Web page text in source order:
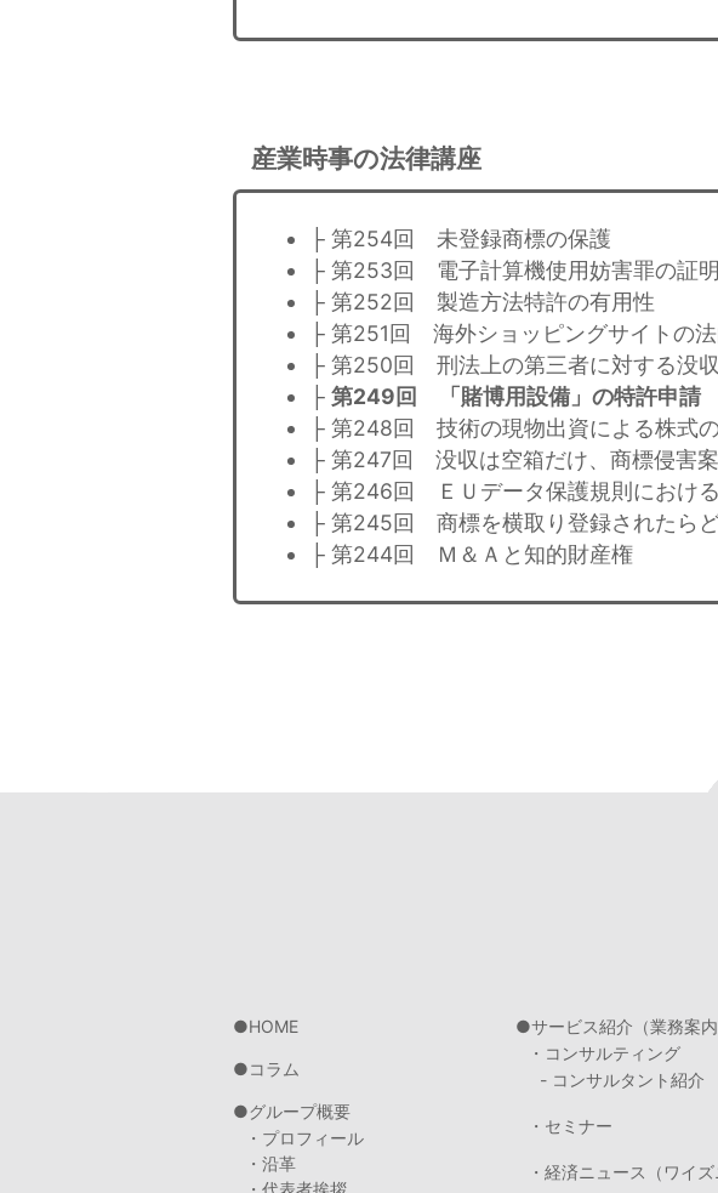
産業時事の法律講座
├ 第254回 未登録商標の保護
├ 第253回 電子計算機使用妨害罪の証明
├ 第252回 製造方法特許の有用性
├ 第251回 海外ショッピングサイトの
├ 第250回 刑法上の第三者に対する没収
├ 第249回 「賭博用設備」の特許申請
├ 第248回 技術の現物出資による株式
├ 第247回 没収は空箱だけ、商標侵害
├ 第246回 ＥＵデータ保護規則におけ
├ 第245回 商標を横取り登録されたら
├ 第244回 Ｍ＆Ａと知的財産権
HOME
コラム
グループ概要
・プロフィール
・沿革
サービス紹介（業務案内
・コンサルティング
- コンサルタント紹介
・セミナー
・経済ニュース（ワイズ